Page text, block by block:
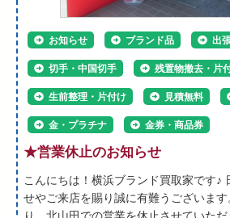
お知らせ ブランド品 出
切手・中国切手 残置物撤去・片
生前整理・片付け 見積無料
金・プラチナ 金券・商品券
★営業休止のお知らせ
こんにちは！横浜ブランド買取家です♪
せやご来店を賜り誠に有難うございま